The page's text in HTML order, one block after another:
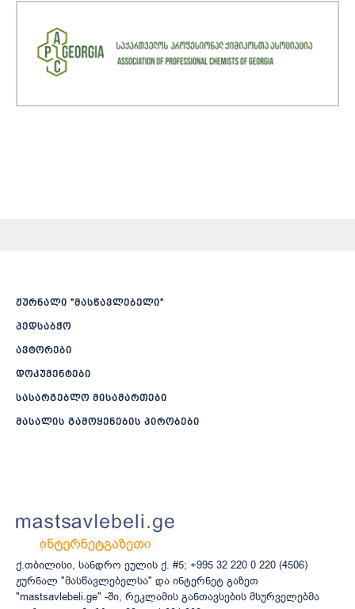
ჟურნალი ”მასწავლებელი”
პედსაბჭო
ავტორები
დოკუმენტები
სასარგებლო მისამართები
მასალის გამოყენების პირობები
ქ.თბილისი, სანდრო ეულის ქ. #5; +995 32 220 0 220 (4506)
ჟურნალ "მასწავლებელსა" და ინტერნეტ გაზეთ
"mastsavlebeli.ge" -ში, რეკლამის განთავსების მსურველებმა